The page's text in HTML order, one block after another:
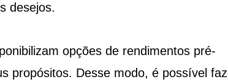
desejos.
opções de rendimentos pré-
propósitos. Desse modo, é possível